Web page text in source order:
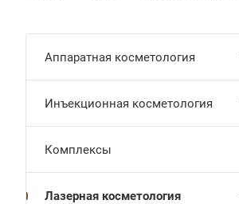
Аппаратная косметология
Инъекционная косметология
Комплексы
Лазерная косметология